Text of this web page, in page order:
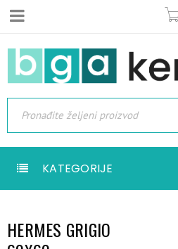
KATEGORIJE
HERMES GRIGIO